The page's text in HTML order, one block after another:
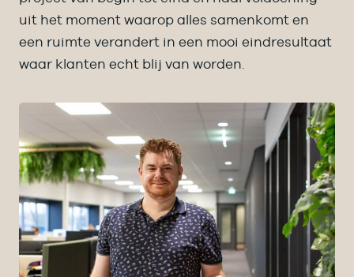
uit het moment waarop alles samenkomt en
een ruimte verandert in een mooi eindresultaat
waar klanten echt blij van worden.